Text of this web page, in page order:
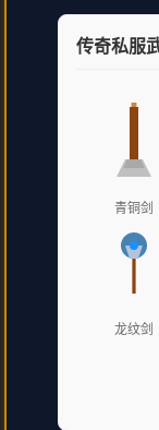
传奇私服
青铜剑
龙纹剑